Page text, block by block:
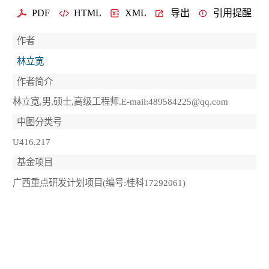
PDF HTML XML 导出 引用提醒
作者
林立宽
作者简介
林立宽,男,硕士,高级工程师.E-mail:489584225@qq.com
中图分类号
U416.217
基金项目
广西重点研发计划项目(编号:桂科17292061)